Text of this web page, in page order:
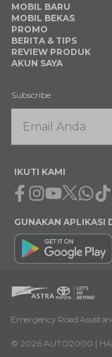
MOBIL BARU
MOBIL BEKAS
PROMO
BERITA & TIPS
REVIEW PRODUK
AKUN SAYA
Subscribe
IKUTI KAMI
Facebook
Instagram
Youtube
X
GUNAKAN APLIKASI
Emergency Road
© 2026 AUTO2000 |